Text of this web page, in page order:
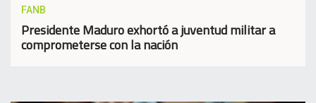
FANB
Presidente Maduro exhortó a juventud militar a
comprometerse con la nación